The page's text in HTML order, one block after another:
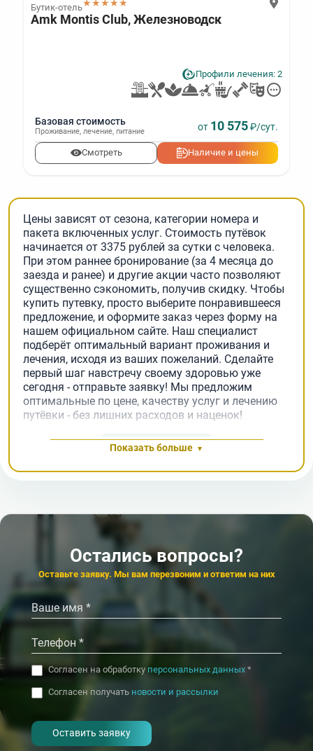
Бутик-отель★★★★★
Amk Montis Club, Железноводск
Профили лечения: 2
Базовая стоимость
Проживание, лечение, питание от 10 575₽/сут.
Смотреть Наличие и цены
Цены зависят от сезона, категории номера и
пакета включенных услуг. Стоимость путёвок
начинается от 3375 рублей за сутки с человека.
При этом раннее бронирование (за 4 месяца до
заезда и ранее) и другие акции часто позволяют
существенно сэкономить, получив скидку. Чтобы
купить путевку, просто выберите понравившееся
предложение, и оформите заказ через форму на
нашем официальном сайте. Наш специалист
подберёт оптимальный вариант проживания и
лечения, исходя из ваших пожеланий. Сделайте
первый шаг навстречу своему здоровью уже
сегодня - отправьте заявку! Мы предложим
оптимальные по цене, качеству услуг и лечению
путёвки - без лишних расходов и наценок!
Заявка на подбор
Показать больше
Остались вопросы?
Оставьте заявку. Мы вам перезвоним и ответим на них
Согласен на обработку персональных данных*
Согласен получать новости и рассылки